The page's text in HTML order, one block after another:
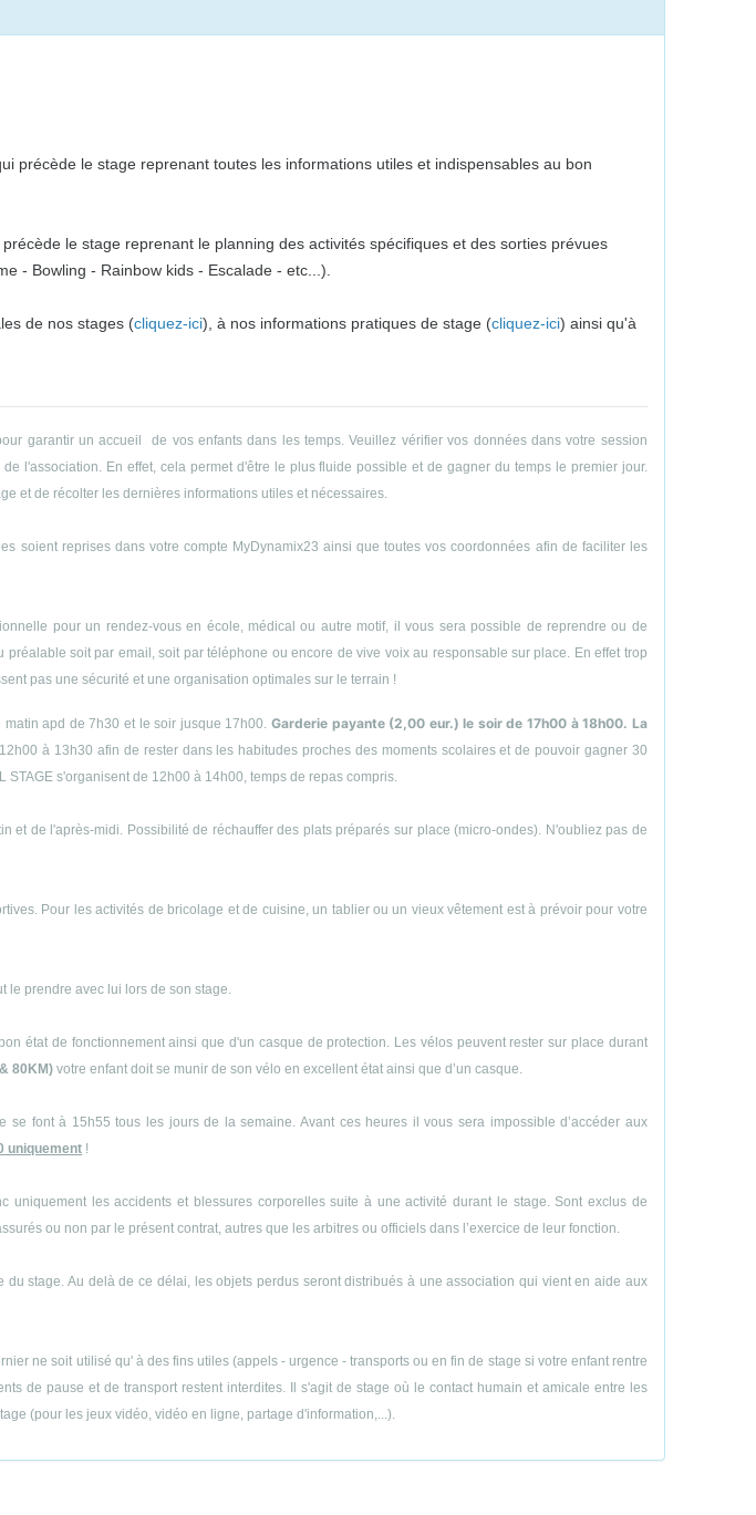
précède le stage reprenant toutes les informations utiles et indispensables au bon
le stage reprenant le planning des activités spécifiques et des sorties prévues
- Bowling - Rainbow kids - Escalade - etc...).
de nos stages (cliquez-ici), à nos informations pratiques de stage (cliquez-ici) ainsi qu'à
garantir un accueil de vos enfants dans les temps. Veuillez vérifier vos données dans votre session
l'association. En effet, cela permet d'être le plus fluide possible et de gagner du temps le premier jour.
et de récolter les dernières informations utiles et nécessaires.
soient reprises dans votre compte MyDynamix23 ainsi que toutes vos coordonnées afin de faciliter les
pour un rendez-vous en école, médical ou autre motif, il vous sera possible de reprendre ou de
préalable soit par email, soit par téléphone ou encore de vive voix au responsable sur place. En effet trop
pas une sécurité et une organisation optimales sur le terrain !
apd de 7h30 et le soir jusque 17h00. Garderie payante (2,00 eur.) le soir de 17h00 à 18h00. La
à 13h30 afin de rester dans les habitudes proches des moments scolaires et de pouvoir gagner 30
s'organisent de 12h00 à 14h00, temps de repas compris.
et de l'après-midi. Possibilité de réchauffer des plats préparés sur place (micro-ondes). N'oubliez pas de
Pour les activités de bricolage et de cuisine, un tablier ou un vieux vêtement est à prévoir pour votre
le prendre avec lui lors de son stage.
état de fonctionnement ainsi que d'un casque de protection. Les vélos peuvent rester sur place durant
80KM)votre enfant doit se munir de son vélo en excellent état ainsi que d’un casque.
se font à 15h55 tous les jours de la semaine. Avant ces heures il vous sera impossible d’accéder aux
uniquement !
uniquement les accidents et blessures corporelles suite à une activité durant le stage. Sont exclus de
ou non par le présent contrat, autres que les arbitres ou officiels dans l’exercice de leur fonction.
stage. Au delà de ce délai, les objets perdus seront distribués à une association qui vient en aide aux
ne soit utilisé qu' à des fins utiles (appels - urgence - transports ou en fin de stage si votre enfant rentre
de pause et de transport restent interdites. Il s'agit de stage où le contact humain et amicale entre les
(pour les jeux vidéo, vidéo en ligne, partage d'information,...).